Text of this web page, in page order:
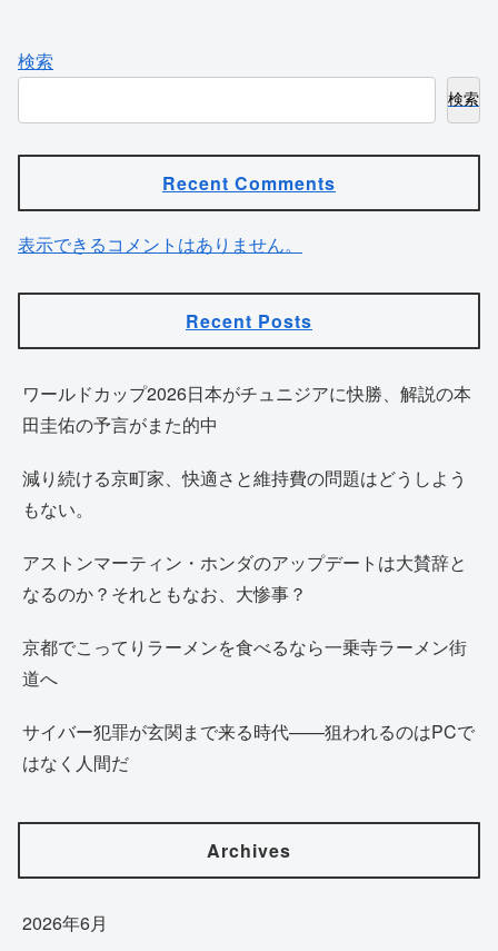
検索
検索
Recent Comments
表示できるコメントはありません。
Recent Posts
ワールドカップ2026日本がチュニジアに快勝、解説の本
田圭佑の予言がまた的中
減り続ける京町家、快適さと維持費の問題はどうしよう
もない。
アストンマーティン・ホンダのアップデートは大賛辞と
なるのか？それともなお、大惨事？
京都でこってりラーメンを食べるなら一乗寺ラーメン街
道へ
サイバー犯罪が玄関まで来る時代——狙われるのはPCで
はなく人間だ
Archives
2026年6月